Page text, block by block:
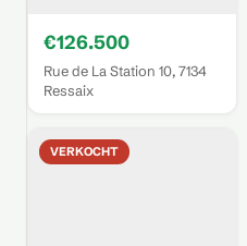
€126.500
Rue de La Station 10, 7134
Ressaix
VERKOCHT